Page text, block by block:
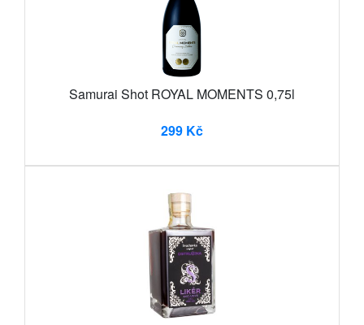
Samurai Shot ROYAL MOMENTS 0,75l
299 Kč